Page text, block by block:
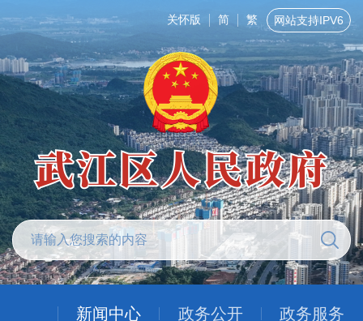
关怀版 简 繁 网站支持IPV6
新闻中心 政务公开
政务服务